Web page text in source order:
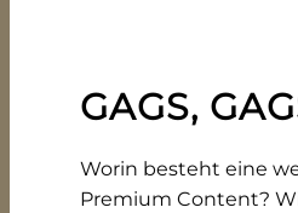
GAGS,
Worin besteht eine
Premium Content?